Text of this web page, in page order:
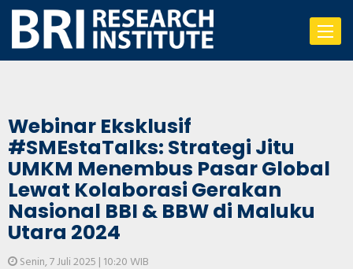
Toggle
Webinar Eksklusif
#SMEstaTalks: Strategi Jitu
UMKM Menembus Pasar Global
Lewat Kolaborasi Gerakan
Nasional BBI & BBW di Maluku
Utara 2024
Senin, 7 Juli 2025 | 10:20 WIB